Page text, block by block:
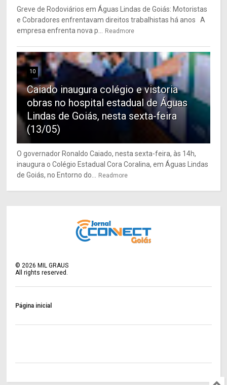
Greve de Rodoviários em Águas Lindas de Goiás: Motoristas
e Cobradores enfrentavam direitos trabalhistas há anos A
empresa enfrenta nova p... Readmore
10
Caiado inaugura colégio e vistoria
obras no hospital estadual de Águas
Lindas de Goiás, nesta sexta-feira
(13/05)
O governador Ronaldo Caiado, nesta sexta-feira, às 14h,
inaugura o Colégio Estadual Cora Coralina, em Águas Lindas
de Goiás, no Entorno do... Readmore
©2026 MIL GRAUS
All rights reserved.
Página inicial